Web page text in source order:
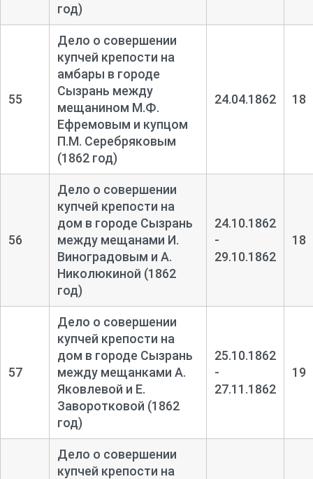
год)
55
Дело о совершении
купчей крепости на
амбары в городе
Сызрань между
мещанином М.Ф.
Ефремовым и купцом
П.М. Серебряковым
(1862 год)
24.04.1862 18
56
Дело о совершении
купчей крепости на
дом в городе Сызрань
между мещанами И.
Виноградовым и А.
Николюкиной (1862
год)
24.10.1862
-
29.10.1862
18
57
Дело о совершении
купчей крепости на
дом в городе Сызрань
между мещанками А.
Яковлевой и Е.
Заворотковой (1862
год)
25.10.1862
-
27.11.1862
19
Дело о совершении
купчей крепости на